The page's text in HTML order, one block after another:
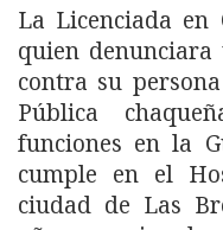
La Licenciada en
quien
contra su
Pública
funciones en la
cumple en el
ciudad de Las